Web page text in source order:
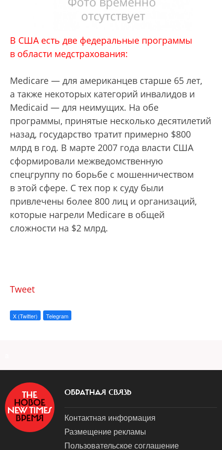
В США есть две федеральные программы
в области медстрахования:
Medicare — для американцев старше 65 лет,
а также некоторых категорий инвалидов и
Medicaid — для неимущих. На обе
программы, принятые несколько десятилетий
назад, государство тратит примерно $800
млрд в год. В марте 2007 года власти США
сформировали межведомственную
спецгруппу по борьбе с мошенничеством
в этой сфере. С тех пор к суду были
привлечены более 800 лиц и организаций,
которые нагрели Medicare в общей
сложности на $2 млрд.
Tweet
X (Twitter) Telegram
ОБРАТНАЯ СВЯЗЬ
Контактная информация
Размещение рекламы
Пользовательское соглашение